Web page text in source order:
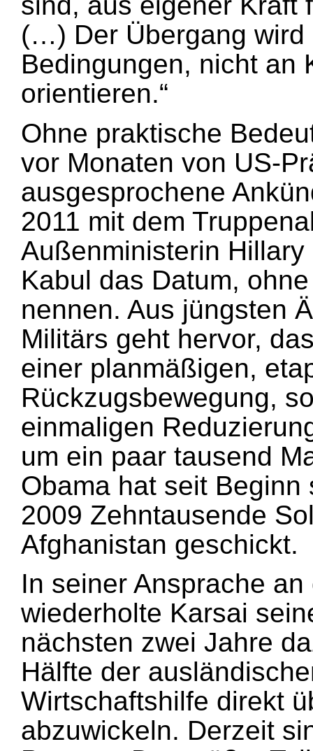
(…) Der Übergang wird
Bedingungen, nicht an
orientieren.“
Ohne praktische
vor Monaten von US-
ausgesprochene
2011 mit dem
Außenministerin
Kabul das Datum,
nennen. Aus jüngsten
Militärs geht hervor,
einer planmäßigen,
Rückzugsbewegung,
einmaligen
um ein paar tausend
Obama hat seit
2009 Zehntausende
Afghanistan geschickt.
In seiner Ansprache
wiederholte Karsai
nächsten zwei Jahre
Hälfte der
Wirtschaftshilfe direkt
abzuwickeln. Derzeit